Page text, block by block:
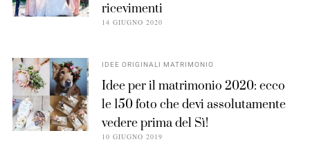
ricevimenti
14 GIUGNO 2020
IDEE ORIGINALI MATRIMONIO
Idee per il matrimonio 2020: ecco
le 150 foto che devi assolutamente
vedere prima del Sì!
10 GIUGNO 2019